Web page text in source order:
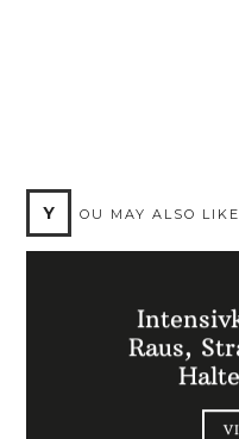
Y OU MAY ALSO LIKE
Raus,